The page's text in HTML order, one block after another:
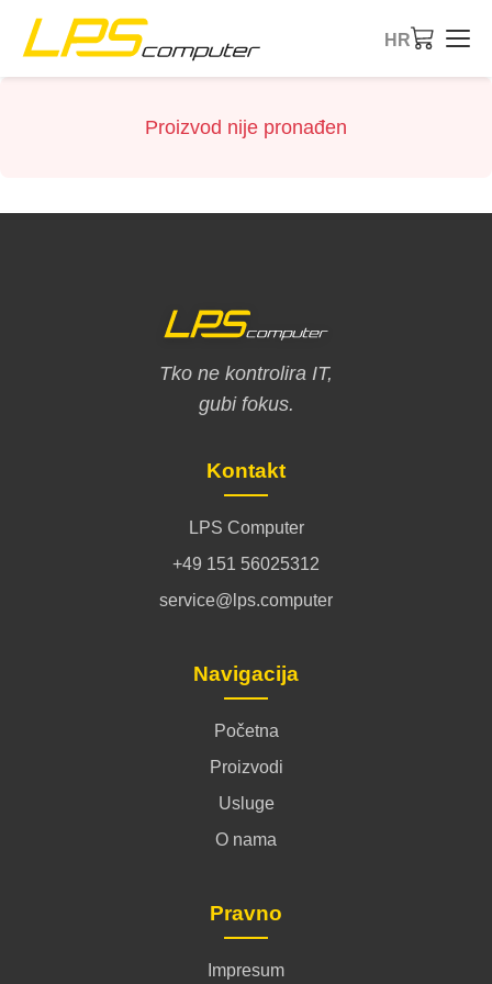
HR
Proizvod nije pronađen
Tko ne kontrolira IT,
gubi fokus.
Kontakt
LPS Computer
+49 151 56025312
service@lps.computer
Navigacija
Početna
Proizvodi
Usluge
O nama
Pravno
Impresum